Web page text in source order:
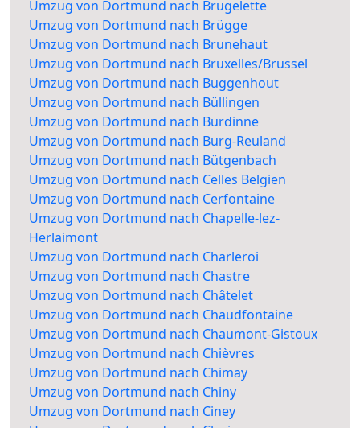
Umzug von Dortmund nach Brugelette
Umzug von Dortmund nach Brügge
Umzug von Dortmund nach Brunehaut
Umzug von Dortmund nach Bruxelles/Brussel
Umzug von Dortmund nach Buggenhout
Umzug von Dortmund nach Büllingen
Umzug von Dortmund nach Burdinne
Umzug von Dortmund nach Burg-Reuland
Umzug von Dortmund nach Bütgenbach
Umzug von Dortmund nach Celles Belgien
Umzug von Dortmund nach Cerfontaine
Umzug von Dortmund nach Chapelle-lez-
Herlaimont
Umzug von Dortmund nach Charleroi
Umzug von Dortmund nach Chastre
Umzug von Dortmund nach Châtelet
Umzug von Dortmund nach Chaudfontaine
Umzug von Dortmund nach Chaumont-Gistoux
Umzug von Dortmund nach Chièvres
Umzug von Dortmund nach Chimay
Umzug von Dortmund nach Chiny
Umzug von Dortmund nach Ciney